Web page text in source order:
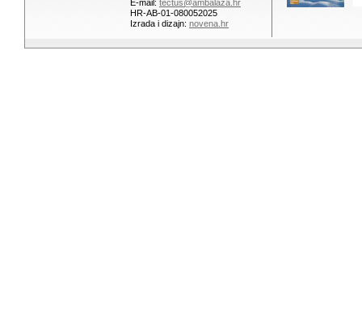
E-mail: tectus@ambalaza.hr
HR-AB-01-080052025
Izrada i dizajn: novena.hr